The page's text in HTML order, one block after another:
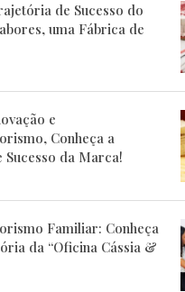
de Sucesso do
uma Fábrica de
e
Conheça a
da Marca!
Familiar: Conheça
da “Oficina Cássia &